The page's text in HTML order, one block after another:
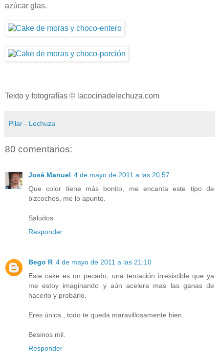
azúcar glas.
Texto y fotografías © lacocinadelechuza.com
Pilar - Lechuza
80 comentarios:
José Manuel 4 de mayo de 2011 a las 20:57
Que color tiene más bonito, me encanta este tipo de
bizcochos, me lo apunto.
Saludos
Responder
Bego R 4 de mayo de 2011 a las 21:10
Este cake es un pecado, una tentación irresistible que ya
me estoy imaginando y aún acelera mas las ganas de
hacerlo y probarlo.
Eres única , todo te queda maravillosamente bien.
Besinos mil.
Responder